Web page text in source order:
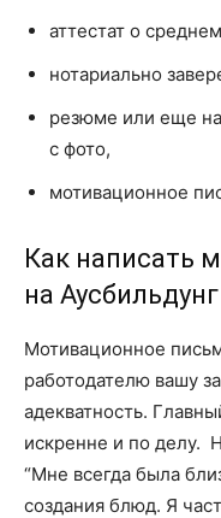
аттестат о
нотариально
резюме или еще
с фото,
мотивационное
Как написать
на
Мотивационное
работодателю вашу
адекватность.
искренне и по делу.
“Мне всегда была
создания блюд. Я